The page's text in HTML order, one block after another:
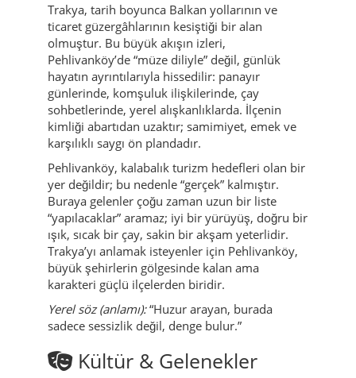
Trakya, tarih boyunca Balkan yollarının ve
ticaret güzergâhlarının kesiştiği bir alan
olmuştur. Bu büyük akışın izleri,
Pehlivanköy’de “müze diliyle” değil, günlük
hayatın ayrıntılarıyla hissedilir: panayır
günlerinde, komşuluk ilişkilerinde, çay
sohbetlerinde, yerel alışkanlıklarda. İlçenin
kimliği abartıdan uzaktır; samimiyet, emek ve
karşılıklı saygı ön plandadır.
Pehlivanköy, kalabalık turizm hedefleri olan bir
yer değildir; bu nedenle “gerçek” kalmıştır.
Buraya gelenler çoğu zaman uzun bir liste
“yapılacaklar” aramaz; iyi bir yürüyüş, doğru bir
ışık, sıcak bir çay, sakin bir akşam yeterlidir.
Trakya’yı anlamak isteyenler için Pehlivanköy,
büyük şehirlerin gölgesinde kalan ama
karakteri güçlü ilçelerden biridir.
Yerel söz (anlamı):“Huzur arayan, burada
sadece sessizlik değil, denge bulur.”
Kültür & Gelenekler